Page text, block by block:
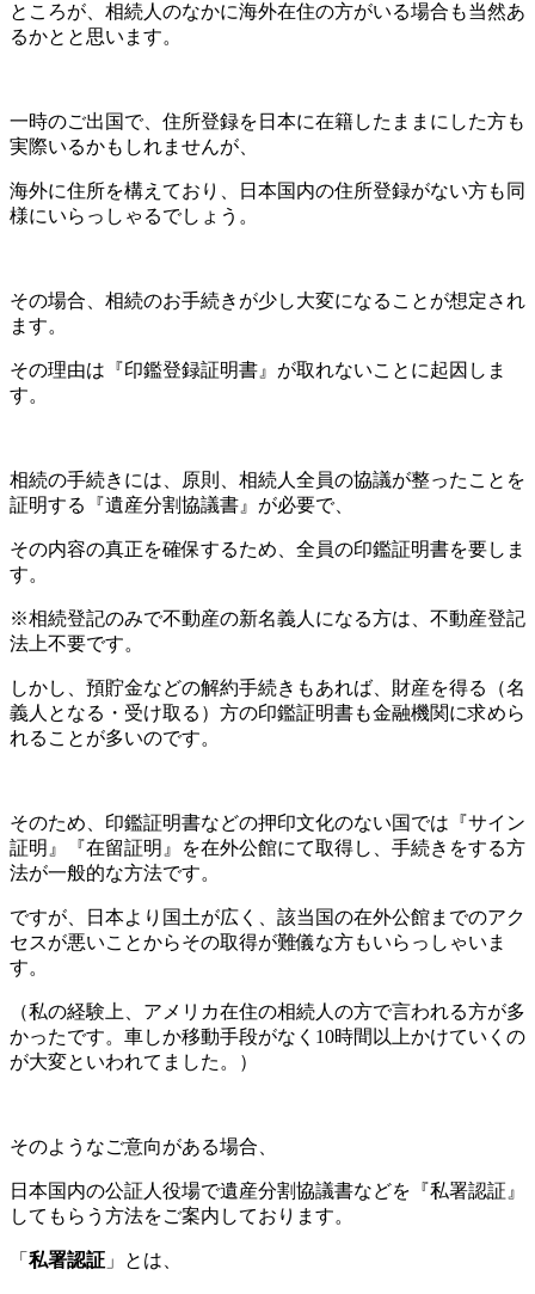
ところが、相続人のなかに海外在住の方がいる場合も当然あ
るかとと思います。
一時のご出国で、住所登録を日本に在籍したままにした方も
実際いるかもしれませんが、
海外に住所を構えており、日本国内の住所登録がない方も同
様にいらっしゃるでしょう。
その場合、相続のお手続きが少し大変になることが想定され
ます。
その理由は『印鑑登録証明書』が取れないことに起因しま
す。
相続の手続きには、原則、相続人全員の協議が整ったことを
証明する『遺産分割協議書』が必要で、
その内容の真正を確保するため、全員の印鑑証明書を要しま
す。
※相続登記のみで不動産の新名義人になる方は、不動産登記
法上不要です。
しかし、預貯金などの解約手続きもあれば、財産を得る（名
義人となる・受け取る）方の印鑑証明書も金融機関に求めら
れることが多いのです。
そのため、印鑑証明書などの押印文化のない国では『サイン
証明』『在留証明』を在外公館にて取得し、手続きをする方
法が一般的な方法です。
ですが、日本より国土が広く、該当国の在外公館までのアク
セスが悪いことからその取得が難儀な方もいらっしゃいま
す。
（私の経験上、アメリカ在住の相続人の方で言われる方が多
かったです。車しか移動手段がなく10時間以上かけていくの
が大変といわれてました。）
そのようなご意向がある場合、
日本国内の公証人役場で遺産分割協議書などを『私署認証』
してもらう方法をご案内しております。
「 私署認証 」とは、